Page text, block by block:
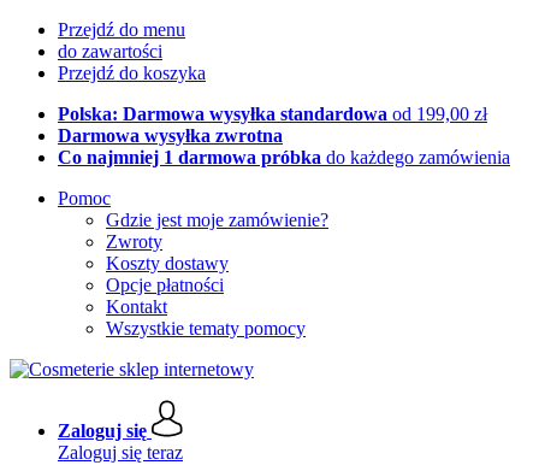
Przejdź do menu
do zawartości
Przejdź do koszyka
Polska: Darmowa wysyłka standardowa od 199,00 zł
Darmowa wysyłka zwrotna
Co najmniej 1 darmowa próbka do każdego zamówienia
Pomoc
Gdzie jest moje zamówienie?
Zwroty
Koszty dostawy
Opcje płatności
Kontakt
Wszystkie tematy pomocy
Zaloguj się
Zaloguj się teraz